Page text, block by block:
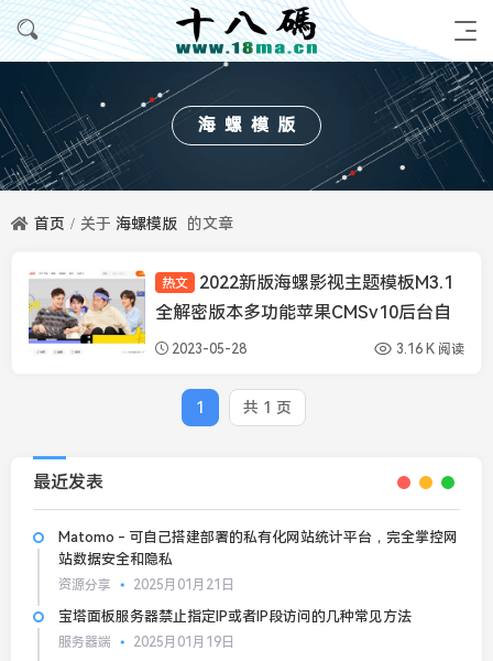
海螺模版
首页 关于 海螺模版 的文章
苹果CMS模板
热文
2022新版海螺影视主题模板M3.1
全解密版本多功能苹果CMSv10后台自
适应主题
2023-05-28 3.16 K 阅读
1 共 1 页
最近发表
Matomo - 可自己搭建部署的私有化网站统计平台，完全掌控网
站数据安全和隐私
资源分享 2025月01月21日
宝塔面板服务器禁止指定IP或者IP段访问的几种常见方法
服务器端 2025月01月19日